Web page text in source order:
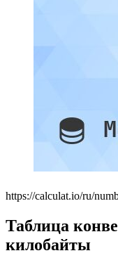
https://calculat.io/ru/
Таблица
килобайты